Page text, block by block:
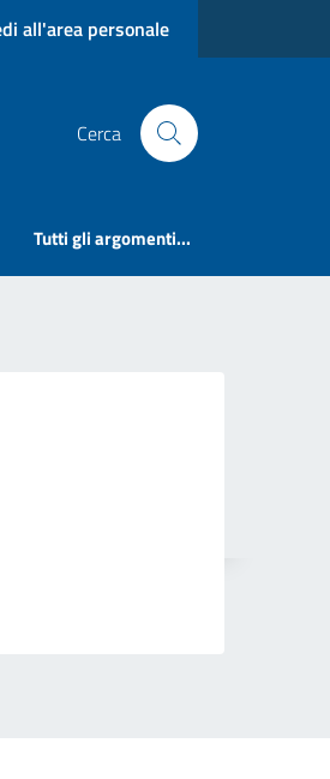
all'area personale
Cerca
Tutti gli argomenti...